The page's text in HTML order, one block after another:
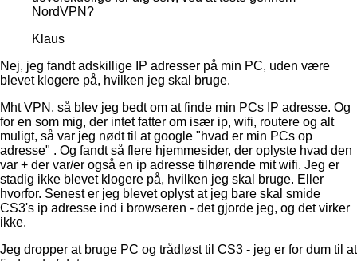
NordVPN?
Klaus
Nej, jeg fandt adskillige IP adresser på min PC, uden være
blevet klogere på, hvilken jeg skal bruge.
Mht VPN, så blev jeg bedt om at finde min PCs IP adresse. Og
for en som mig, der intet fatter om især ip, wifi, routere og alt
muligt, så var jeg nødt til at google "hvad er min PCs op
adresse" . Og fandt så flere hjemmesider, der oplyste hvad den
var + der var/er også en ip adresse tilhørende mit wifi. Jeg er
stadig ikke blevet klogere på, hvilken jeg skal bruge. Eller
hvorfor. Senest er jeg blevet oplyst at jeg bare skal smide
CS3's ip adresse ind i browseren - det gjorde jeg, og det virker
ikke.
Jeg dropper at bruge PC og trådløst til CS3 - jeg er for dum til at